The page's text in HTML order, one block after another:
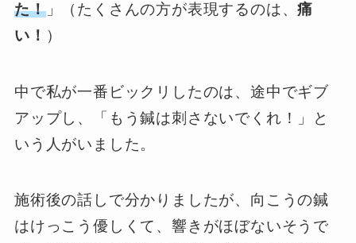
た！」（たくさんの方が表現するのは、痛
い！ ）
中で私が一番ビックリしたのは、途中でギブ
アップし、「もう鍼は刺さないでくれ！」と
いう人がいました。
施術後の話しで分かりましたが、向こうの鍼
はけっこう優しくて、響きがほぼないそうで